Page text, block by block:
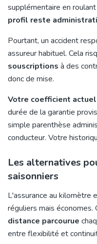
supplémentaire en
profil reste
Pourtant, un accident
assureur habituel. Cela
souscriptions à des
donc de mise.
Votre coefficient
durée de la garantie
simple parenthèse
conducteur. Votre
Les alternatives
saisonniers
L'assurance au kilomètre
réguliers mais économes.
distance parcourue
entre flexibilité et